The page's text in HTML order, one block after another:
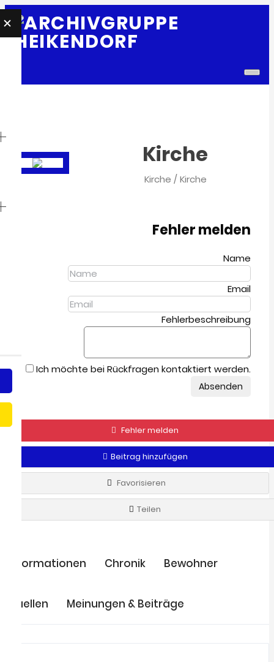
Kirche
Kirche / Kirche
Fehler melden
Name
Email
Fehlerbeschreibung
Ich möchte bei Rückfragen kontaktiert werden.
Absenden
Fehler melden
Beitrag hinzufügen
Favorisieren
Teilen
Informationen Chronik Bewohner
Quellen Meinungen & Beiträge